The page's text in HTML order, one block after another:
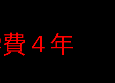
４年